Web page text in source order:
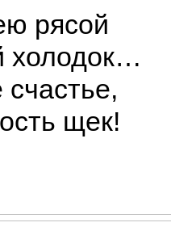
рясой
холодок…
щек!